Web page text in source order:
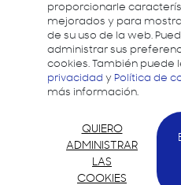
proporcionarle
mejorados y para
de su uso de la web.
administrar sus
cookies. También puede
privacidad y Política de
más información.
QUIERO
ADMINISTRAR
LAS
COOKIES